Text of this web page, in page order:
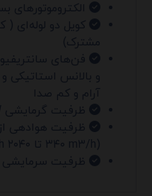
الکتروموتورهای بسیار
کویل دو لوله‌ای (
مشترک)
فن‌های
و بالانس استاتیکی
آرام و کم صدا
ظرفیت گرمایشی ۳.۶۲kW تا ۲۵.۵۲kW
ظرفیت سرمایشی ۱.۲۵kW تا ۹.۴۹kW